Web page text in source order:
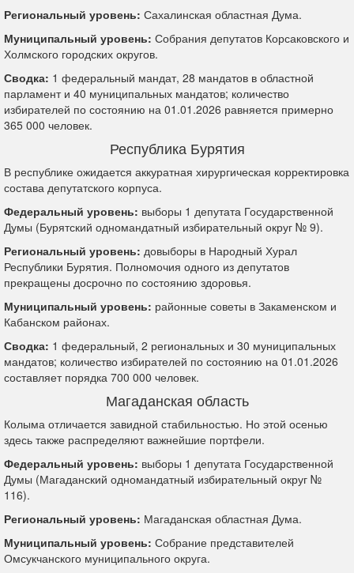
Региональный уровень: Сахалинская областная Дума.
Муниципальный уровень: Собрания депутатов Корсаковского и
Холмского городских округов.
Сводка: 1 федеральный мандат, 28 мандатов в областной
парламент и 40 муниципальных мандатов; количество
избирателей по состоянию на 01.01.2026 равняется примерно
365 000 человек.
Республика Бурятия
В республике ожидается аккуратная хирургическая корректировка
состава депутатского корпуса.
Федеральный уровень: выборы 1 депутата Государственной
Думы (Бурятский одномандатный избирательный округ № 9).
Региональный уровень: довыборы в Народный Хурал
Республики Бурятия. Полномочия одного из депутатов
прекращены досрочно по состоянию здоровья.
Муниципальный уровень: районные советы в Закаменском и
Кабанском районах.
Сводка: 1 федеральный, 2 региональных и 30 муниципальных
мандатов; количество избирателей по состоянию на 01.01.2026
составляет порядка 700 000 человек.
Магаданская область
Колыма отличается завидной стабильностью. Но этой осенью
здесь также распределяют важнейшие портфели.
Федеральный уровень: выборы 1 депутата Государственной
Думы (Магаданский одномандатный избирательный округ №
116).
Региональный уровень: Магаданская областная Дума.
Муниципальный уровень: Собрание представителей
Омсукчанского муниципального округа.